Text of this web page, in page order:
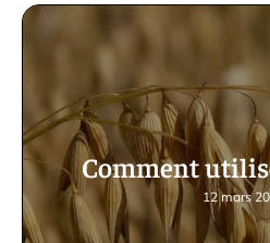
Comment
12 mars